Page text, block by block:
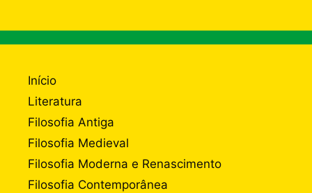
Início
Literatura
Filosofia Antiga
Filosofia Medieval
Filosofia Moderna e Renascimento
Filosofia Contemporânea